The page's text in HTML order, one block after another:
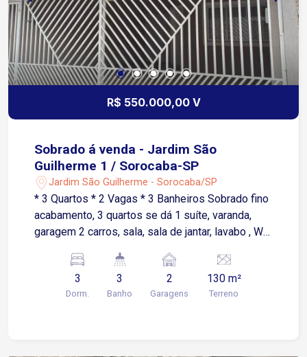
R$ 550.000,00 V
Sobrado á venda - Jardim São
Guilherme 1 / Sorocaba-SP
Jardim São Guilherme - Sorocaba/SP
* 3 Quartos * 2 Vagas * 3 Banheiros Sobrado fino
acabamento, 3 quartos se dá 1 suíte, varanda,
garagem 2 carros, sala, sala de jantar, lavabo , WC
gourmet, alarme , cerca elétrica, câmera, portão
automático.
3
Dorm.
3
Banho
2
Garagens
130 m²
Terreno